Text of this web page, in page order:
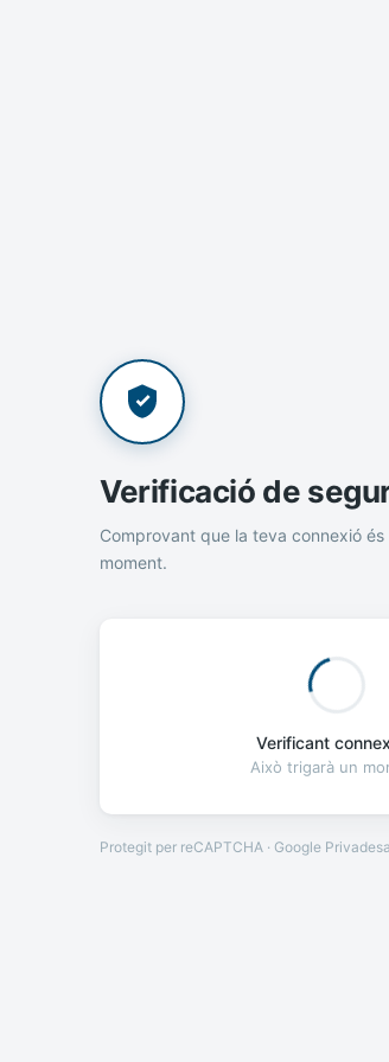
Verificació de
Comprovant que la teva connexió és
moment.
Verificant
Això trigarà un
Protegit per reCAPTCHA · Google Privadesa